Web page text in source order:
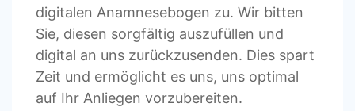
digitalen Anamnesebogen zu. Wir bitten
Sie, diesen sorgfältig auszufüllen und
digital an uns zurückzusenden. Dies spart
Zeit und ermöglicht es uns, uns optimal
auf Ihr Anliegen vorzubereiten.